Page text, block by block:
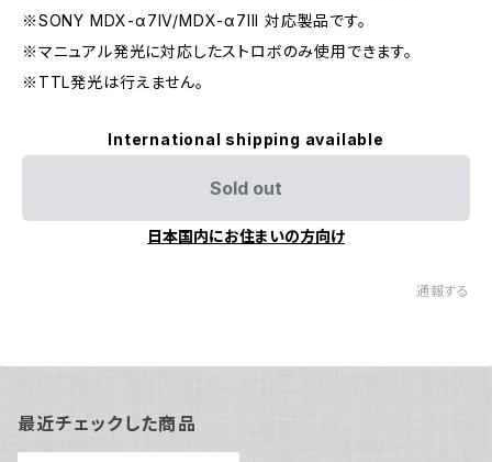
※SONY MDX-α7IV/MDX-α7III 対応製品です。
※マニュアル発光に対応したストロボのみ使用できます。
※TTL発光は行えません。
International shipping available
Sold out
日本国内にお住まいの方向け
通報する
最近チェックした商品